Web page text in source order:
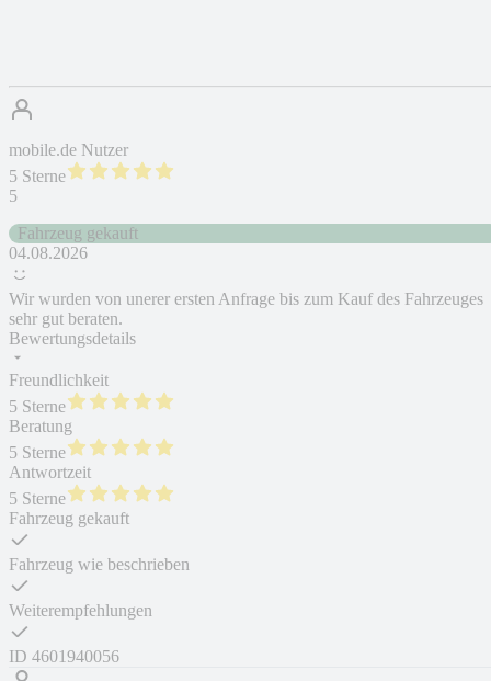
mobile.de Nutzer
5 Sterne
5
Fahrzeug gekauft
04.08.2026
Wir wurden von unerer ersten Anfrage bis zum Kauf des Fahrzeuges
sehr gut beraten.
Bewertungsdetails
Freundlichkeit
5 Sterne
Beratung
5 Sterne
Antwortzeit
5 Sterne
Fahrzeug gekauft
Fahrzeug wie beschrieben
Weiterempfehlungen
ID 4601940056